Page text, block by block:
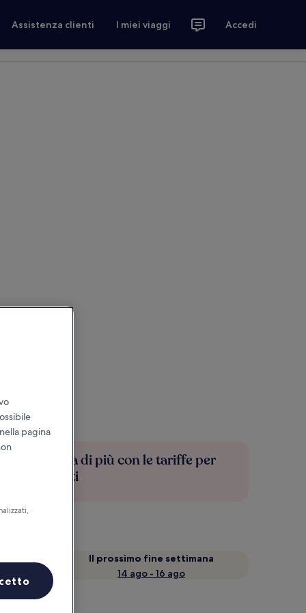
Assistenza clienti I miei viaggi Accedi
Risparmia di più con le tariffe per
soli iscritti
Il prossimo fine settimana
14 ago - 16 ago
pagina